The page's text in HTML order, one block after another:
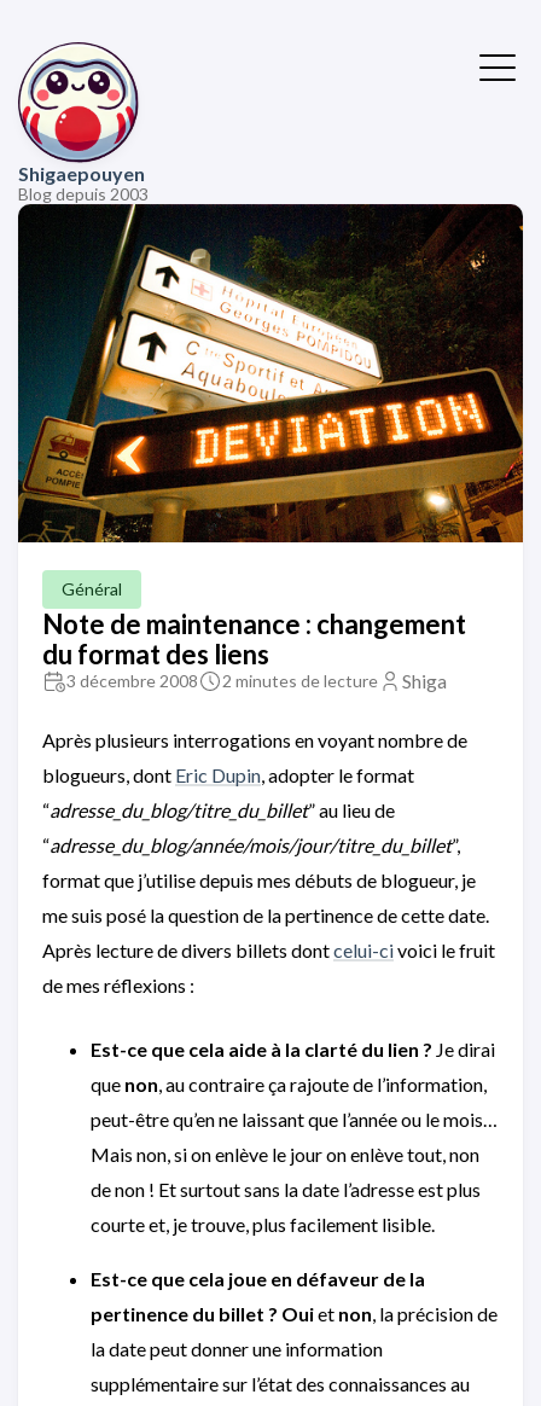
Shigaepouyen
Blog depuis 2003
Général
Note de maintenance : changement
du format des liens
3 décembre 2008 2 minutes de lecture Shiga
Après plusieurs interrogations en voyant nombre de
blogueurs, dont Eric Dupin, adopter le format
“adresse_du_blog/titre_du_billet” au lieu de
“adresse_du_blog/année/mois/jour/titre_du_billet”,
format que j’utilise depuis mes débuts de blogueur, je
me suis posé la question de la pertinence de cette date.
Après lecture de divers billets dontcelui-civoici le fruit
de mes réflexions :
Est-ce que cela aide à la clarté du lien ? Je dirai
que non, au contraire ça rajoute de l’information,
peut-être qu’en ne laissant que l’année ou le mois…
Mais non, si on enlève le jour on enlève tout, non
de non ! Et surtout sans la date l’adresse est plus
courte et, je trouve, plus facilement lisible.
Est-ce que cela joue en défaveur de la
pertinence du billet ? Ouiet non, la précision de
la date peut donner une information
supplémentaire sur l’état des connaissances au